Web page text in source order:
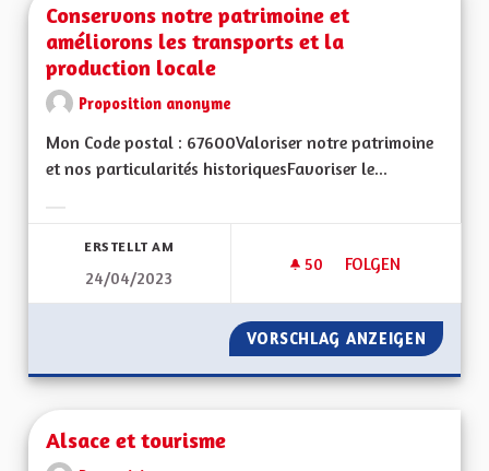
Conservons notre patrimoine et
améliorons les transports et la
production locale
Proposition anonyme
Mon Code postal : 67600Valoriser notre patrimoine
et nos particularités historiquesFavoriser le...
ERSTELLT AM
24/04/2023
50 50 FOLLOWER
FOLGEN
CONSERVONS
VORSCHLAG ANZEIGEN
Alsace et tourisme